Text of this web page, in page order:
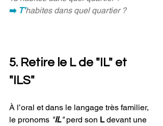
➡️ T’habites dans quel quartier ?
5. Retire le L de "IL" et
"ILS"
À l’oral et dans le langage très familier,
le pronoms "IL" perd son L devant une